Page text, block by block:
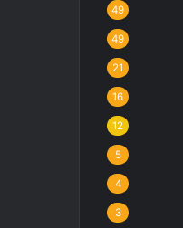
49
49
21
16
12
5
4
3